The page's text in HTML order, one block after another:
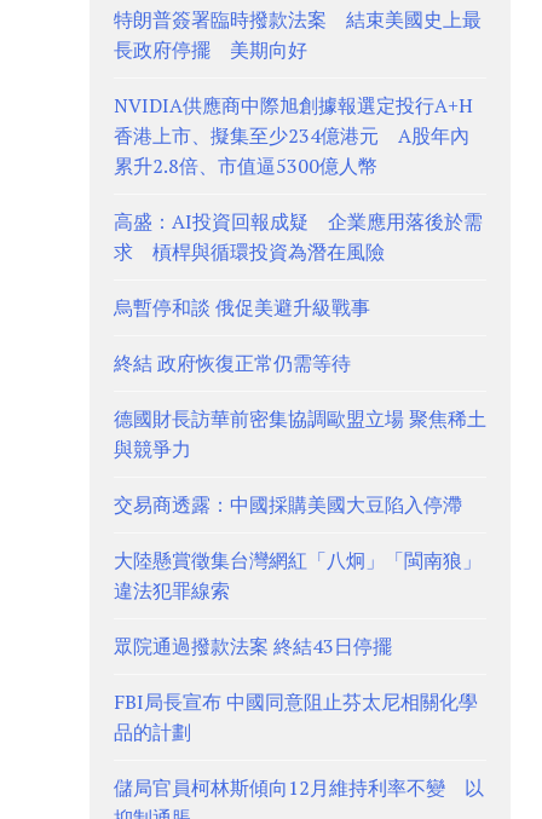
特朗普簽署臨時撥款法案 結束美國史上最
長政府停擺 美期向好
NVIDIA供應商中際旭創據報選定投行A+H
香港上市、擬集至少234億港元 A股年內
累升2.8倍、市值逼5300億人幣
高盛：AI投資回報成疑 企業應用落後於需
求 槓桿與循環投資為潛在風險
烏暫停和談 俄促美避升級戰事
終結 政府恢復正常仍需等待
德國財長訪華前密集協調歐盟立場 聚焦稀土
與競爭力
交易商透露：中國採購美國大豆陷入停滯
大陸懸賞徵集台灣網紅「八炯」「閩南狼」
違法犯罪線索
眾院通過撥款法案 終結43日停擺
FBI局長宣布 中國同意阻止芬太尼相關化學
品的計劃
儲局官員柯林斯傾向12月維持利率不變 以